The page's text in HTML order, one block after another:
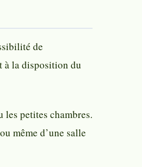
de
à la disposition du
petites chambres.
même d’une salle